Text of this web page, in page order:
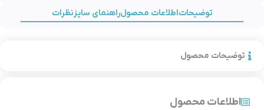
توضیحاتاطلاعات محصولراهنمای سایز نظرات
توضیحات محصول
اطلاعات محصول